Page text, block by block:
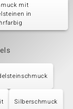
mit
in
Silberschmuck